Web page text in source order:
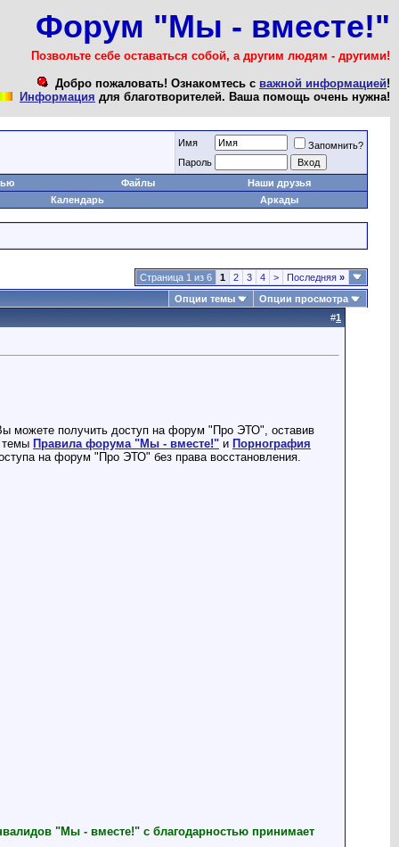
Форум "Мы - вместе!"
Позвольте себе оставаться собой, а другим людям - другими!
Добро пожаловать! Ознакомтесь с важной информацией!
Информация для благотворителей. Ваша помощь очень нужна!
Имя
Запомнить?
Пароль
Файлы
Наши друзья
Календарь
Аркады
Страница 1 из 6 1 2 3 4 > Последняя »
Опции темы
Опции просмотра
#1
можете получить доступ на форум "Про ЭТО", оставив
темы Правила форума "Мы - вместе!" и Порнография
на форум "Про ЭТО" без права восстановления.
"Мы - вместе!" с благодарностью принимает